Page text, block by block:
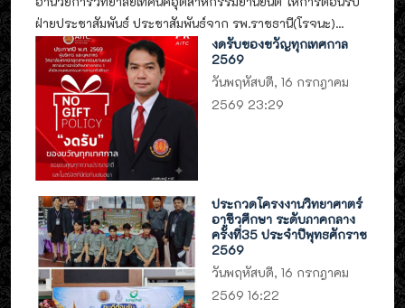
ฝ่ายประชาสัมพันธ์ ประชาสัมพันธ์จาก รพ.ราชธานี(โรจนะ)...
งดรับของขวัญทุกเทศกาล
2569
วันพฤหัสบดี, 16 กรกฎาคม
2569 23:29
ประกวดโครงงานวิทยาศาตร์
อาชีวศึกษา ระดับภาคกลาง
ครั้งที่35 ประจำปีพุทธศักราช
2569
วันพฤหัสบดี, 16 กรกฎาคม
2569 16:22